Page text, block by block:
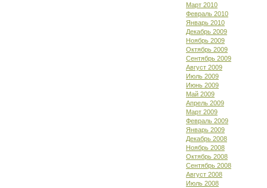
Март 2010
Февраль 2010
Январь 2010
Декабрь 2009
Ноябрь 2009
Октябрь 2009
Сентябрь 2009
Август 2009
Июль 2009
Июнь 2009
Май 2009
Апрель 2009
Март 2009
Февраль 2009
Январь 2009
Декабрь 2008
Ноябрь 2008
Октябрь 2008
Сентябрь 2008
Август 2008
Июль 2008